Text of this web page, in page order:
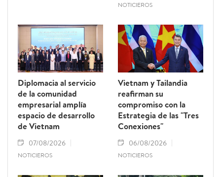
NOTICIEROS
Diplomacia al servicio
de la comunidad
empresarial amplía
espacio de desarrollo
de Vietnam
07/08/2026
NOTICIEROS
Vietnam y Tailandia
reafirman su
compromiso con la
Estrategia de las "Tres
Conexiones"
06/08/2026
NOTICIEROS